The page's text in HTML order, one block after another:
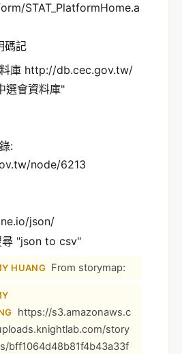
STAT_PlatformHome.a
碼記
料庫 http://db.cec.gov.tw/
選會資料庫"
:
node/6213
json/
"json to csv"
HUANG From storymap:
https://s3.amazonaws.c
story
bff1064d48b81f4b43a33f